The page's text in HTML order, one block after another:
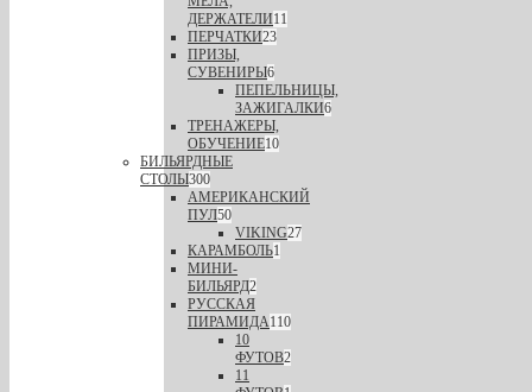
ДЕРЖАТЕЛИ11
ПЕРЧАТКИ23
ПРИЗЫ,
СУВЕНИРЫ6
ПЕПЕЛЬНИЦЫ,
ЗАЖИГАЛКИ6
ТРЕНАЖЕРЫ,
ОБУЧЕНИЕ10
БИЛЬЯРДНЫЕ
СТОЛЫ300
АМЕРИКАНСКИЙ
ПУЛ50
VIKING27
КАРАМБОЛЬ1
МИНИ-
БИЛЬЯРД2
РУССКАЯ
ПИРАМИДА110
10
ФУТОВ2
11